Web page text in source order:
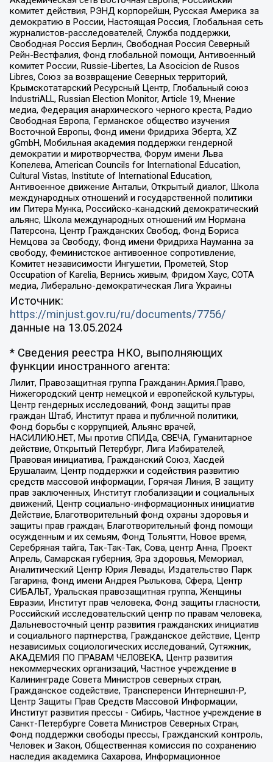
комитет действия, РЭНД корпорейшн, Русская Америка за
демократию в России, Настоящая Россия, Глобальная сеть
журналистов-расследователей, Служба поддержки,
Свободная Россия Берлин, Свободная Россия Северный
Рейн-Вестфалия, Фонд глобальной помощи, Антивоенный
комитет России, Russie-Libertes, La Asocicion de Rusos
Libres, Союз за возвращение Северных территорий,
Крымскотатарский Ресурсный Центр, Глобальный союз
IndustriALL, Russian Election Monitor, Article 19, Мнение
медиа, Федерация анархического черного креста, Радио
Свободная Европа, Германское общество изучения
Восточной Европы, Фонд имени Фридриха Эберта, XZ
gGmbH, Мобильная академия поддержки гендерной
демократии и миротворчества, Форум имени Льва
Копелева, American Councils for International Education,
Cultural Vistas, Institute of International Education,
Антивоенное движение Антальи, Открытый диалог, Школа
международных отношений и государственной политики
им Питера Мунка, Российско-канадский демократический
альянс, Школа международных отношений им Нормана
Патерсона, Центр Гражданских Свобод, Фонд Бориса
Немцова за Свободу, Фонд имени Фридриха Науманна за
свободу, Феминистское антивоенное сопротивление,
Комитет независимости Ингушетии, Прометей, Stop
Occupation of Karelia, Вернись живым, Фридом Хаус, СОТА
медиа, Либерально-демократическая Лига Украины
Источник:
https://minjust.gov.ru/ru/documents/7756/
данные на 13.05.2024
* Сведения реестра НКО, выполняющих
функции иностранного агента:
Лилит, Правозащитная группа Гражданин.Армия.Право,
Нижегородский центр немецкой и европейской культуры,
Центр гендерных исследований, Фонд защиты прав
граждан Штаб, Институт права и публичной политики,
Фонд борьбы с коррупцией, Альянс врачей,
НАСИЛИЮ.НЕТ, Мы против СПИДа, СВЕЧА, Гуманитарное
действие, Открытый Петербург, Лига Избирателей,
Правовая инициатива, Гражданский Союз, Хасдей
Ерушалаим, Центр поддержки и содействия развитию
средств массовой информации, Горячая Линия, В защиту
прав заключенных, Институт глобализации и социальных
движений, Центр социально-информационных инициатив
Действие, Благотворительный фонд охраны здоровья и
защиты прав граждан, Благотворительный фонд помощи
осужденным и их семьям, Фонд Тольятти, Новое время,
Серебряная тайга, Так-Так-Так, Сова, центр Анна, Проект
Апрель, Самарская губерния, Эра здоровья, Мемориал,
Аналитический Центр Юрия Левады, Издательство Парк
Гагарина, Фонд имени Андрея Рылькова, Сфера, Центр
СИБАЛЬТ, Уральская правозащитная группа, Женщины
Евразии, Институт прав человека, Фонд защиты гласности,
Российский исследовательский центр по правам человека,
Дальневосточный центр развития гражданских инициатив
и социального партнерства, Гражданское действие, Центр
независимых социологических исследований, Сутяжник,
АКАДЕМИЯ ПО ПРАВАМ ЧЕЛОВЕКА, Центр развития
некоммерческих организаций, Частное учреждение в
Калининграде Совета Министров северных стран,
Гражданское содействие, Трансперенси Интернешнл-Р,
Центр Защиты Прав Средств Массовой Информации,
Институт развития прессы - Сибирь, Частное учреждение в
Санкт-Петербурге Совета Министров Северных Стран,
Фонд поддержки свободы прессы, Гражданский контроль,
Человек и Закон, Общественная комиссия по сохранению
наследия академика Сахарова, Информационное